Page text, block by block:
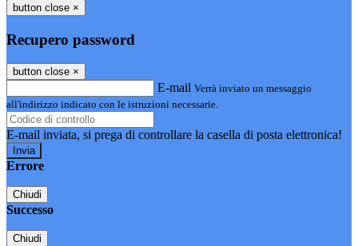
button close ×
Recupero password
button close ×
E-mail Verrà inviato un messaggio
all'indirizzo indicato con le istruzioni necessarie.
E-mail inviata, si prega di controllare la casella di posta elettronica!
Errore
Chiudi
Successo
Chiudi